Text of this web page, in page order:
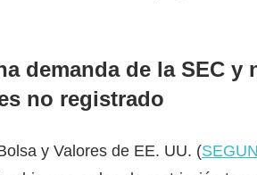
demanda de la SEC y
no registrado
y Valores de EE. UU. (